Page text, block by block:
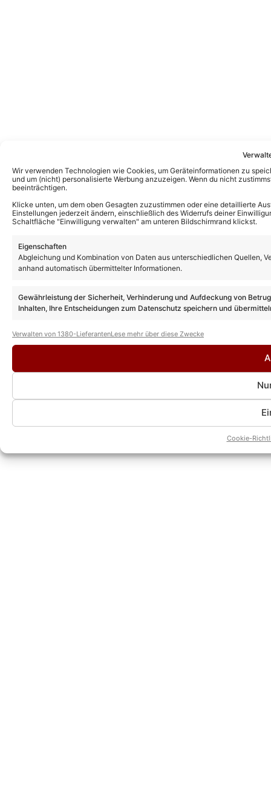
Wir verwenden Technologien wie Cookies, um Geräteinformationen zu
und um (nicht) personalisierte Werbung anzuzeigen. Wenn du nicht
beeinträchtigen.
Klicke unten, um dem oben Gesagten zuzustimmen oder eine detaillierte
Einstellungen jederzeit ändern, einschließlich des Widerrufs deiner
Schaltfläche "Einwilligung verwalten" am unteren Bildschirmrand klickst.
Eigenschaften
Abgleichung und Kombination von Daten aus unterschiedlichen Quellen,
anhand automatisch übermittelter Informationen.
Gewährleistung der Sicherheit, Verhinderung und Aufdeckung von
Inhalten, Ihre Entscheidungen zum Datenschutz speichern und
Verwalten von 1380-LieferantenLese mehr über diese Zwecke
Cookie-